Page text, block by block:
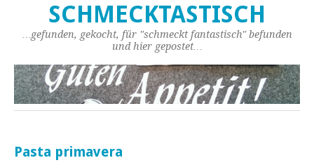
SCHMECKTASTISCH
…gefunden, gekocht, für "schmeckt fantastisch" befunden
und hier gepostet…
Pasta primavera